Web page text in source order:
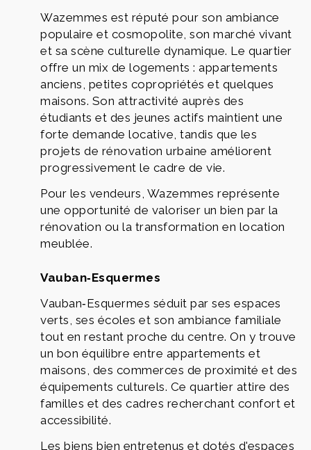
Wazemmes est réputé pour son ambiance
populaire et cosmopolite, son marché vivant
et sa scène culturelle dynamique. Le quartier
offre un mix de logements : appartements
anciens, petites copropriétés et quelques
maisons. Son attractivité auprès des
étudiants et des jeunes actifs maintient une
forte demande locative, tandis que les
projets de rénovation urbaine améliorent
progressivement le cadre de vie.
Pour les vendeurs, Wazemmes représente
une opportunité de valoriser un bien par la
rénovation ou la transformation en location
meublée.
Vauban‑Esquermes
Vauban‑Esquermes séduit par ses espaces
verts, ses écoles et son ambiance familiale
tout en restant proche du centre. On y trouve
un bon équilibre entre appartements et
maisons, des commerces de proximité et des
équipements culturels. Ce quartier attire des
familles et des cadres recherchant confort et
accessibilité.
Les biens bien entretenus et dotés d'espaces